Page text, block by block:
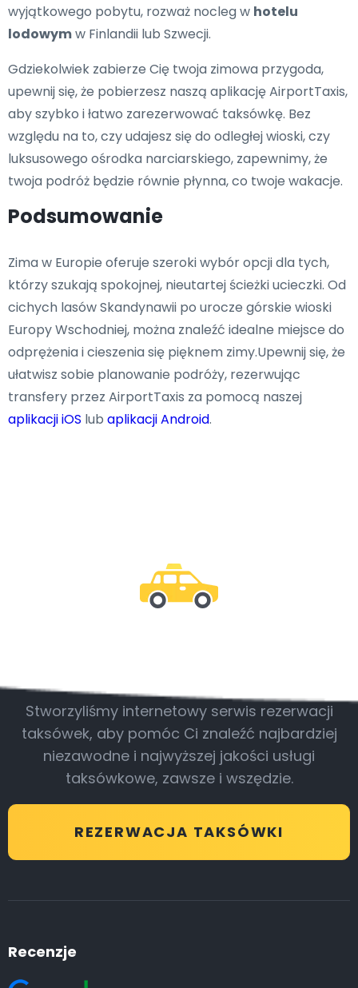
wyjątkowego pobytu, rozważ nocleg w hotelu
lodowymw Finlandii lub Szwecji.
Gdziekolwiek zabierze Cię twoja zimowa przygoda,
upewnij się, że pobierzesz naszą aplikację AirportTaxis,
aby szybko i łatwo zarezerwować taksówkę. Bez
względu na to, czy udajesz się do odległej wioski, czy
luksusowego ośrodka narciarskiego, zapewnimy, że
twoja podróż będzie równie płynna, co twoje wakacje.
Podsumowanie
Zima w Europie oferuje szeroki wybór opcji dla tych,
którzy szukają spokojnej, nieutartej ścieżki ucieczki. Od
cichych lasów Skandynawii po urocze górskie wioski
Europy Wschodniej, można znaleźć idealne miejsce do
odprężenia i cieszenia się pięknem zimy.Upewnij się, że
ułatwisz sobie planowanie podróży, rezerwując
transfery przez AirportTaxis za pomocą naszej
aplikacji iOS lub aplikacji Android.
Stworzyliśmy internetowy serwis rezerwacji
taksówek, aby pomóc Ci znaleźć najbardziej
niezawodne i najwyższej jakości usługi
taksówkowe, zawsze i wszędzie.
REZERWACJA TAKSÓWKI
Recenzje